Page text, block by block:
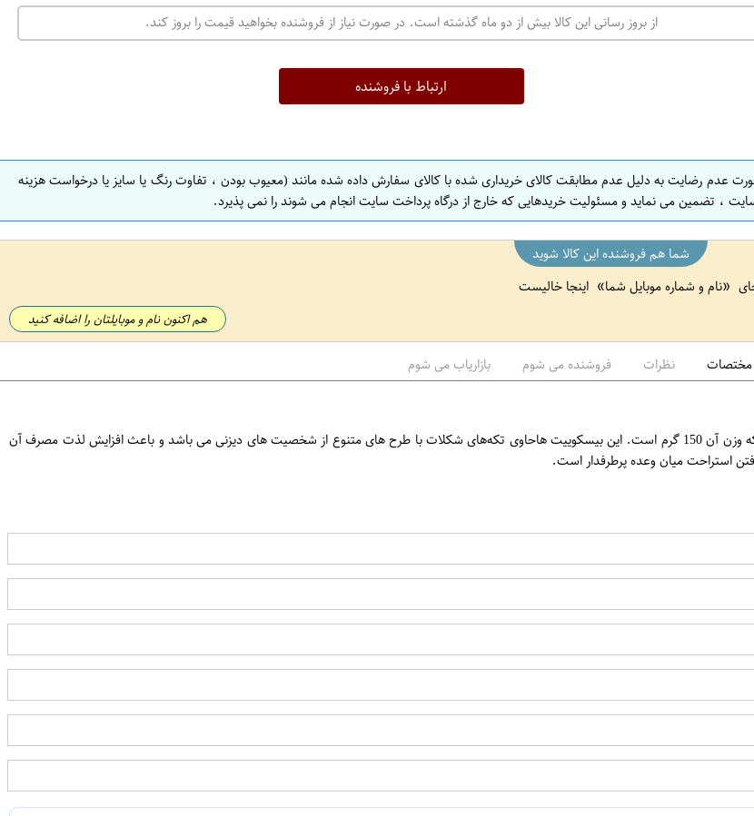
ت
ه
ا
ن
ص
ف
ه
ا
ف
از بروز رسانی این کالا بیش از دو ماه گذشته است. در صورت نیاز از فروشنده بخواهید قیمت را بروز کند.
ارتباط با فروشنده
عدم رضایت به دلیل عدم مطابقت کالای خریداری شده با کالای سفارش داده شده مانند (معیوب بودن ، تفاوت رنگ یا سایز یا درخواست هزینه
، تضمین می نماید و مسئولیت خریدهایی که خارج از درگاه پرداخت سایت انجام می شوند را نمی پذیرد.
شما هم فروشنده این کالا شوید
نام و شماره موبایل شما اینجا خالیست
هم اکنون نام و موبایلتان را اضافه کنید
مختصات نظرات فروشنده می شوم بازاریاب می شوم
بیسکوییت با تکه‌های شکلات جکوبسنز مدل Disney، یک محصول خوشمزه و جذاب است که وزن آن 150 گرم است. این بیسکوییت هاحاوی تکه‌های شکلات با طرح های متنوع از شخصیت های دیزنی می باشد و باعث افزایش لذت مصرف آن
استراحت میان وعده پرطرفدار است.